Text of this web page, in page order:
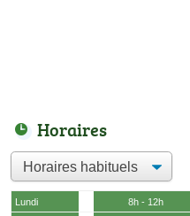
Horaires
Lundi 8h - 12h